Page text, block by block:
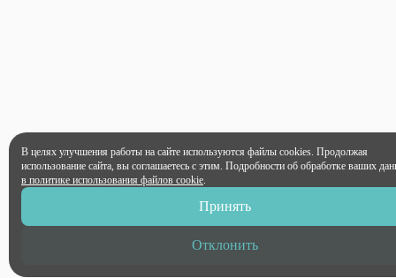
В целях улучшения работы на сайте используются файлы cookies. Продолжая
использование сайта, вы соглашаетесь с этим. Подробности об обработке ваших
в политике использования файлов cookie.
Принять
Отклонить